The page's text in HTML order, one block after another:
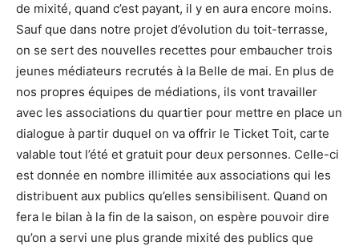
de mixité, quand c’est payant, il y en aura encore moins.
Sauf que dans notre projet d’évolution du toit-terrasse,
on se sert des nouvelles recettes pour embaucher trois
jeunes médiateurs recrutés à la Belle de mai. En plus de
nos propres équipes de médiations, ils vont travailler
avec les associations du quartier pour mettre en place un
dialogue à partir duquel on va offrir le Ticket Toit, carte
valable tout l’été et gratuit pour deux personnes. Celle-ci
est donnée en nombre illimitée aux associations qui les
distribuent aux publics qu’elles sensibilisent. Quand on
fera le bilan à la fin de la saison, on espère pouvoir dire
qu’on a servi une plus grande mixité des publics que